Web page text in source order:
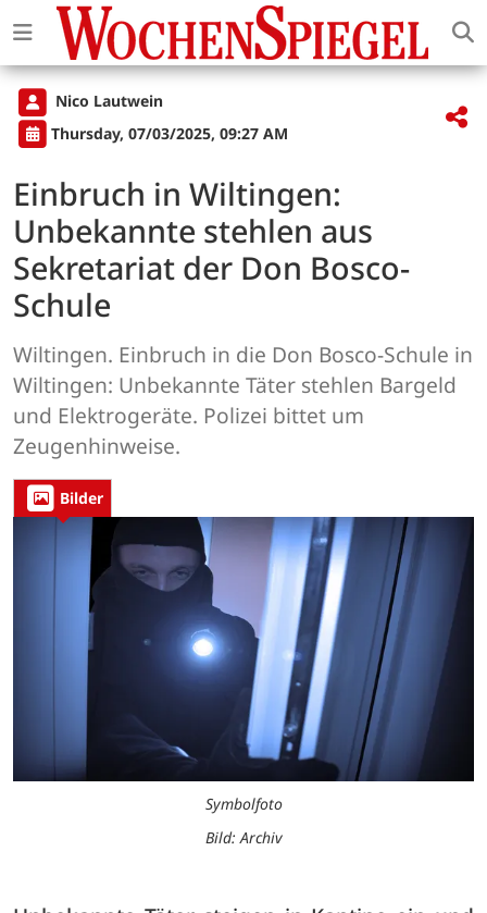
Nico Lautwein
Thursday, 07/03/2025, 09:27 AM
Einbruch in Wiltingen:
Unbekannte stehlen aus
Sekretariat der Don Bosco-
Schule
Wiltingen. Einbruch in die Don Bosco-Schule in
Wiltingen: Unbekannte Täter stehlen Bargeld
und Elektrogeräte. Polizei bittet um
Zeugenhinweise.
Bilder
Symbolfoto
Bild: Archiv